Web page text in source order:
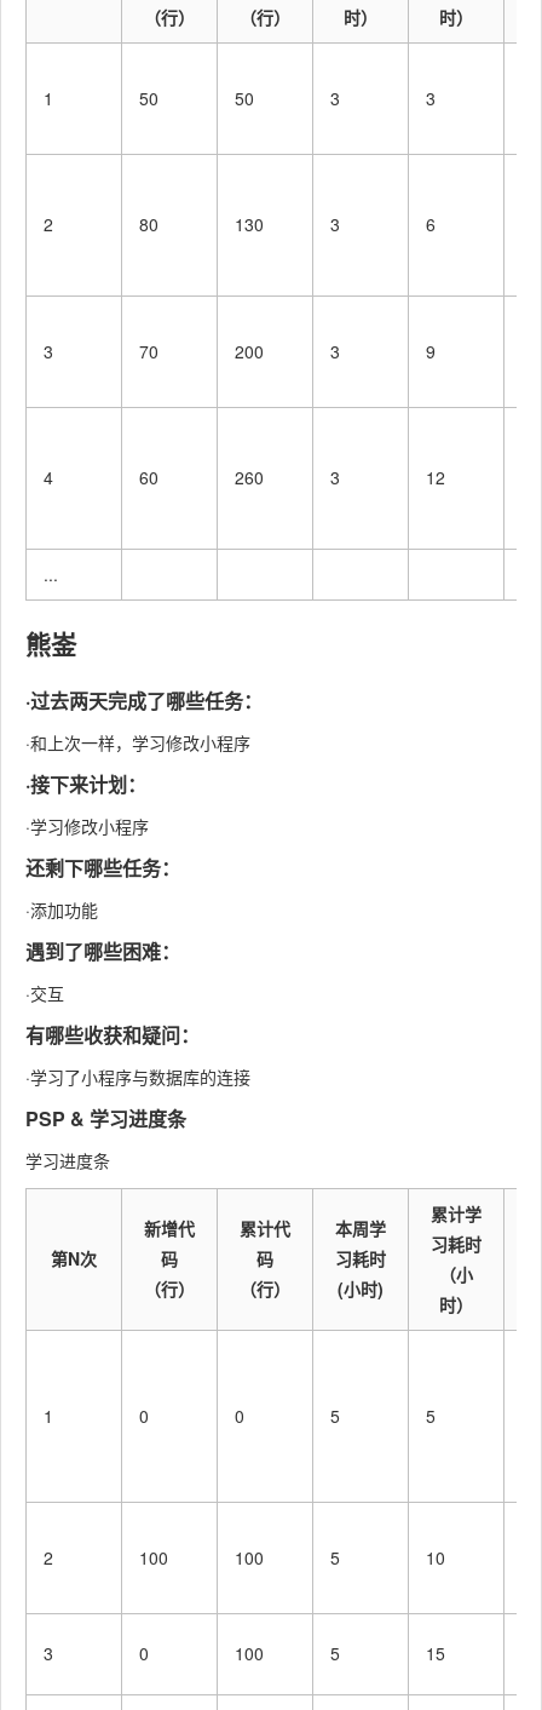
Measurement
· 计算工作量 0 0
· Postmortem
Improvement
· 事后总结, 并
合计
（行）
（行）
时）
时）
1 50 50 3 3
2 80 130 3 6
3 70 200 3 9
4 60 260 3 12
...
熊崟
·过去两天完成了哪些任务：
·和上次一样，学习修改小程序
·接下来计划：
·学习修改小程序
还剩下哪些任务：
·添加功能
遇到了哪些困难：
·交互
有哪些收获和疑问：
·学习了小程序与数据库的连接
PSP & 学习进度条
学习进度条
第N次
新增代
码
（行）
累计代
码
（行）
本周学
习耗时
(小时)
累计学
习耗时
（小
时）
1 0 0 5 5
2 100 100 5 10
3 0 100 5 15